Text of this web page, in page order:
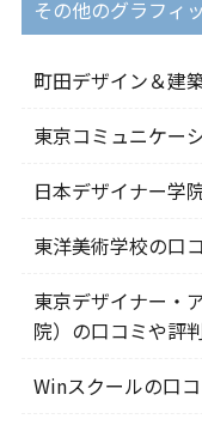
その他のグラフィ
町田デザイン＆建
東京コミュニケー
日本デザイナー学
東洋美術学校の口
東京デザイナー・
院）の口コミや評
Winスクールの口